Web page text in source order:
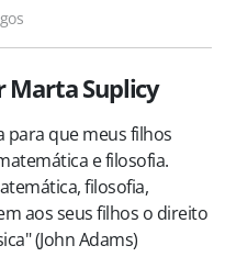
Marta Suplicy
para que meus filhos
e filosofia.
filosofia,
aos seus filhos o direito
(John Adams)